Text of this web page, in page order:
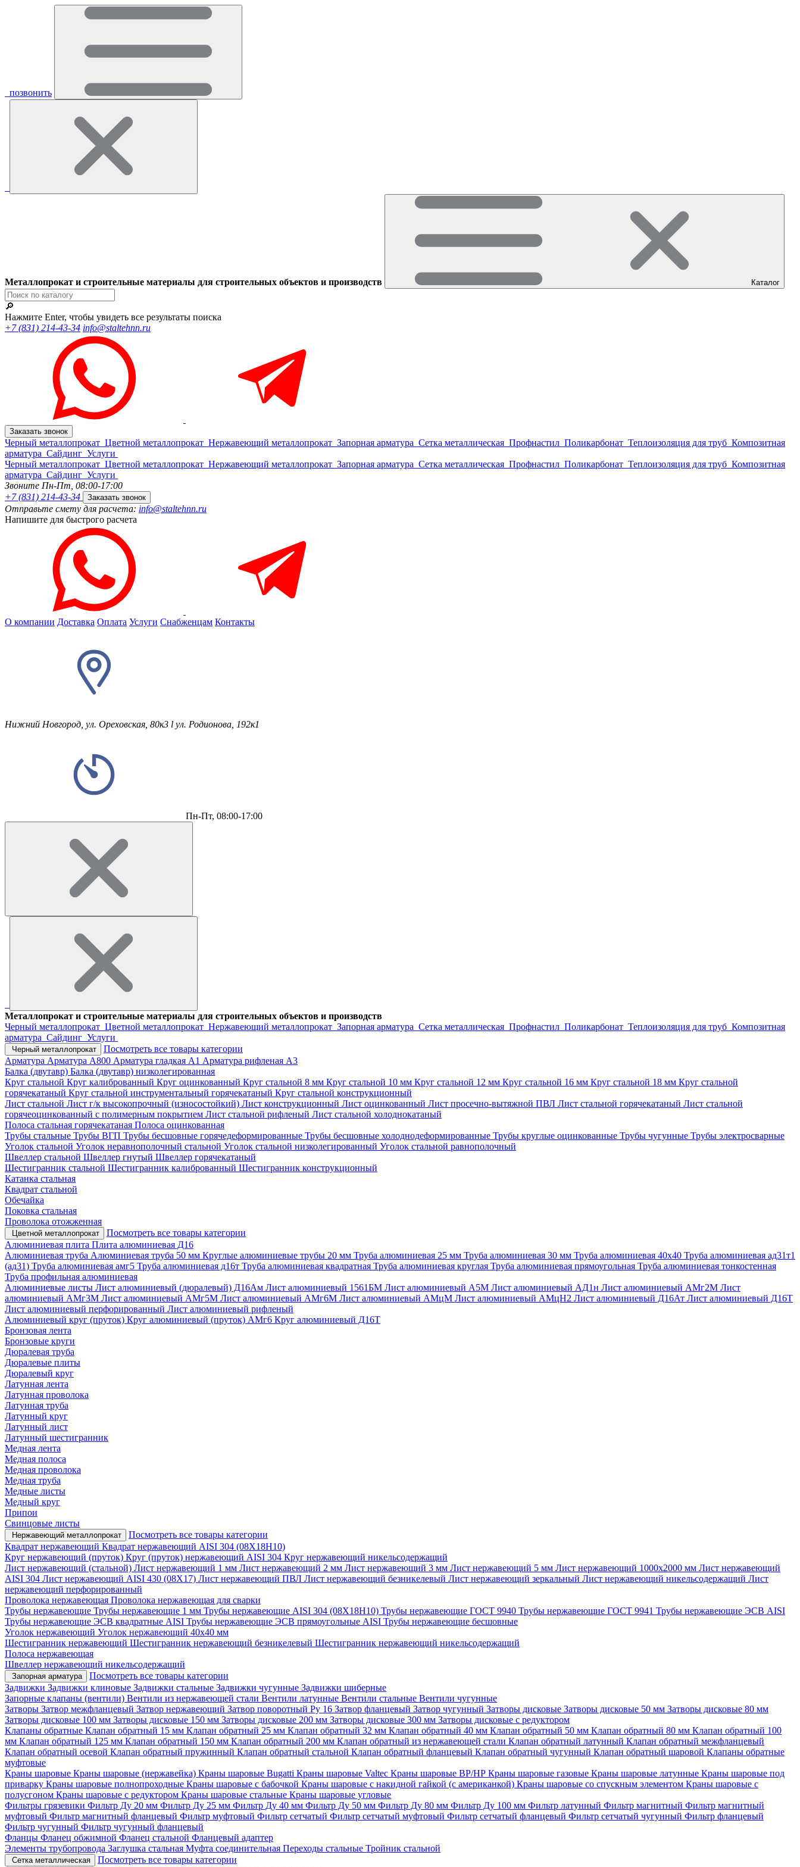
позвонить
Металлопрокат и строительные материалы для строительных объектов и производств Каталог
🔎
Нажмите Enter, чтобы увидеть все результаты поиска
+7 (831) 214-43-34 info@staltehnn.ru
Заказать звонок
Черный металлопрокат Цветной металлопрокат Нержавеющий металлопрокат Запорная арматура Сетка металлическая Профнастил Поликарбонат Теплоизоляция для труб Композитная
арматура Сайдинг Услуги
Черный металлопрокат Цветной металлопрокат Нержавеющий металлопрокат Запорная арматура Сетка металлическая Профнастил Поликарбонат Теплоизоляция для труб Композитная
арматура Сайдинг Услуги
Звоните Пн-Пт, 08:00-17:00
+7 (831) 214-43-34
Заказать звонок
Отправьте смету для расчета: info@staltehnn.ru
Напишите для быстрого расчета
О компании Доставка Оплата Услуги Снабженцам Контакты
Нижний Новгород, ул. Ореховская, 80к3 l ул. Родионова, 192к1
Пн-Пт, 08:00-17:00
Металлопрокат и строительные материалы для строительных объектов и производств
Черный металлопрокат Цветной металлопрокат Нержавеющий металлопрокат Запорная арматура Сетка металлическая Профнастил Поликарбонат Теплоизоляция для труб Композитная
арматура Сайдинг Услуги
Черный металлопрокат
Посмотреть все товары категории
Арматура Арматура А800 Арматура гладкая А1 Арматура рифленая А3
Балка (двутавр) Балка (двутавр) низколегированная
Круг стальной Круг калиброванный Круг оцинкованный Круг стальной 8 мм Круг стальной 10 мм Круг стальной 12 мм Круг стальной 16 мм Круг стальной 18 мм Круг стальной
горячекатаный Круг стальной инструментальный горячекатаный Круг стальной конструкционный
Лист стальной Лист г/к высокопрочный (износостойкий) Лист конструкционный Лист оцинкованный Лист просечно-вытяжной ПВЛ Лист стальной горячекатаный Лист стальной
горячеоцинкованный с полимерным покрытием Лист стальной рифленый Лист стальной холоднокатаный
Полоса стальная горячекатаная Полоса оцинкованная
Трубы стальные Трубы ВГП Трубы бесшовные горячедеформированные Трубы бесшовные холоднодеформированные Трубы круглые оцинкованные Трубы чугунные Трубы электросварные
Уголок стальной Уголок неравнополочный стальной Уголок стальной низколегированный Уголок стальной равнополочный
Швеллер стальной Швеллер гнутый Швеллер горячекатаный
Шестигранник стальной Шестигранник калиброванный Шестигранник конструкционный
Катанка стальная
Квадрат стальной
Обечайка
Поковка стальная
Проволока отожженная
Цветной металлопрокат
Посмотреть все товары категории
Алюминиевая плита Плита алюминиевая Д16
Алюминиевая труба Алюминиевая труба 50 мм Круглые алюминиевые трубы 20 мм Труба алюминиевая 25 мм Труба алюминиевая 30 мм Труба алюминиевая 40х40 Труба алюминиевая ад31т1
(ад31) Труба алюминиевая амг5 Труба алюминиевая д16т Труба алюминиевая квадратная Труба алюминиевая круглая Труба алюминиевая прямоугольная Труба алюминиевая тонкостенная
Труба профильная алюминиевая
Алюминиевые листы Лист алюминиевый (дюралевый) Д16Ам Лист алюминиевый 1561БМ Лист алюминиевый А5М Лист алюминиевый АД1н Лист алюминиевый АМг2М Лист
алюминиевый АМг3М Лист алюминиевый АМг5М Лист алюминиевый АМг6М Лист алюминиевый АМцМ Лист алюминиевый АМцН2 Лист алюминиевый Д16Ат Лист алюминиевый Д16Т
Лист алюминиевый перфорированный Лист алюминиевый рифленый
Алюминиевый круг (пруток) Круг алюминиевый (пруток) АМг6 Круг алюминиевый Д16Т
Бронзовая лента
Бронзовые круги
Дюралевая труба
Дюралевые плиты
Дюралевый круг
Латунная лента
Латунная проволока
Латунная труба
Латунный круг
Латунный лист
Латунный шестигранник
Медная лента
Медная полоса
Медная проволока
Медная труба
Медные листы
Медный круг
Припои
Свинцовые листы
Нержавеющий металлопрокат
Посмотреть все товары категории
Квадрат нержавеющий Квадрат нержавеющий AISI 304 (08Х18Н10)
Круг нержавеющий (пруток) Круг (пруток) нержавеющий AISI 304 Круг нержавеющий никельсодержащий
Лист нержавеющий (стальной) Лист нержавеющий 1 мм Лист нержавеющий 2 мм Лист нержавеющий 3 мм Лист нержавеющий 5 мм Лист нержавеющий 1000х2000 мм Лист нержавеющий
AISI 304 Лист нержавеющий AISI 430 (08Х17) Лист нержавеющий ПВЛ Лист нержавеющий безникелевый Лист нержавеющий зеркальный Лист нержавеющий никельсодержащий Лист
нержавеющий перфорированный
Проволока нержавеющая Проволока нержавеющая для сварки
Трубы нержавеющие Трубы нержавеющие 1 мм Трубы нержавеющие AISI 304 (08Х18Н10) Трубы нержавеющие ГОСТ 9940 Трубы нержавеющие ГОСТ 9941 Трубы нержавеющие ЭСВ AISI
Трубы нержавеющие ЭСВ квадратные AISI Трубы нержавеющие ЭСВ прямоугольные AISI Трубы нержавеющие бесшовные
Уголок нержавеющий Уголок нержавеющий 40x40 мм
Шестигранник нержавеющий Шестигранник нержавеющий безникелевый Шестигранник нержавеющий никельсодержащий
Полоса нержавеющая
Швеллер нержавеющий никельсодержащий
Запорная арматура
Посмотреть все товары категории
Задвижки Задвижки клиновые Задвижки стальные Задвижки чугунные Задвижки шиберные
Запорные клапаны (вентили) Вентили из нержавеющей стали Вентили латунные Вентили стальные Вентили чугунные
Затворы Затвор межфланцевый Затвор нержавеющий Затвор поворотный Ру 16 Затвор фланцевый Затвор чугунный Затворы дисковые Затворы дисковые 50 мм Затворы дисковые 80 мм
Затворы дисковые 100 мм Затворы дисковые 150 мм Затворы дисковые 200 мм Затворы дисковые 300 мм Затворы дисковые с редуктором
Клапаны обратные Клапан обратный 15 мм Клапан обратный 25 мм Клапан обратный 32 мм Клапан обратный 40 мм Клапан обратный 50 мм Клапан обратный 80 мм Клапан обратный 100
мм Клапан обратный 125 мм Клапан обратный 150 мм Клапан обратный 200 мм Клапан обратный из нержавеющей стали Клапан обратный латунный Клапан обратный межфланцевый
Клапан обратный осевой Клапан обратный пружинный Клапан обратный стальной Клапан обратный фланцевый Клапан обратный чугунный Клапан обратный шаровой Клапаны обратные
муфтовые
Краны шаровые Краны шаровые (нержавейка) Краны шаровые Bugatti Краны шаровые Valtec Краны шаровые ВР/НР Краны шаровые газовые Краны шаровые латунные Краны шаровые под
приварку Краны шаровые полнопроходные Краны шаровые с бабочкой Краны шаровые с накидной гайкой (с американкой) Краны шаровые со спускным элементом Краны шаровые с
полусгоном Краны шаровые с редуктором Краны шаровые стальные Краны шаровые угловые
Фильтры грязевики Фильтр Ду 20 мм Фильтр Ду 25 мм Фильтр Ду 40 мм Фильтр Ду 50 мм Фильтр Ду 80 мм Фильтр Ду 100 мм Фильтр латунный Фильтр магнитный Фильтр магнитный
муфтовый Фильтр магнитный фланцевый Фильтр муфтовый Фильтр сетчатый Фильтр сетчатый муфтовый Фильтр сетчатый фланцевый Фильтр сетчатый чугунный Фильтр фланцевый
Фильтр чугунный Фильтр чугунный фланцевый
Фланцы Фланец обжимной Фланец стальной Фланцевый адаптер
Элементы трубопровода Заглушка стальная Муфта соединительная Переходы стальные Тройник стальной
Сетка металлическая
Посмотреть все товары категории